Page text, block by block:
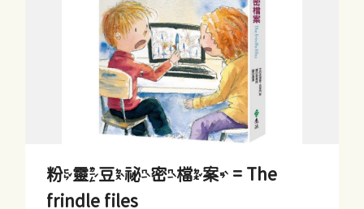
粉靈豆祕密檔案 = The
frindle files